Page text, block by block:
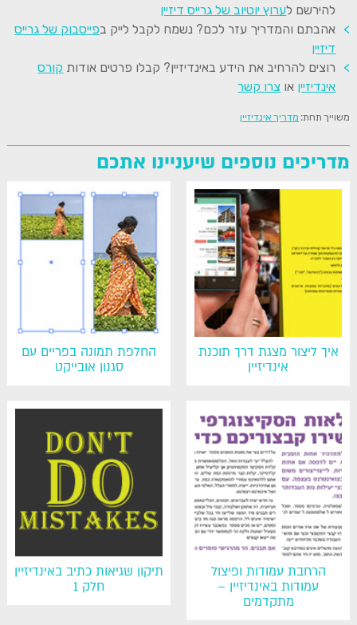
להירשם לערוץ יוטיוב של גרייס דיזיין
אהבתם והמדריך עזר לכם? נשמח לקבל לייק בפייסבוק של גרייס
דיזיין
רוצים להרחיב את הידע באינדיזיין? קבלו פרטים אודות קורס
אינדיזיין או צרו קשר
משוייך תחת: מדריך אינדיזיין
מדריכים נוספים שיעניינו אתכם
איך ליצור מצגת דרך תוכנת
אינדיזיין
החלפת תמונה בפריים עם
סגנון אובייקט
הרחבת עמודות ופיצול
עמודות באינדיזיין –
מתקדמים
תיקון שגיאות כתיב באינדיזיין
חלק 1